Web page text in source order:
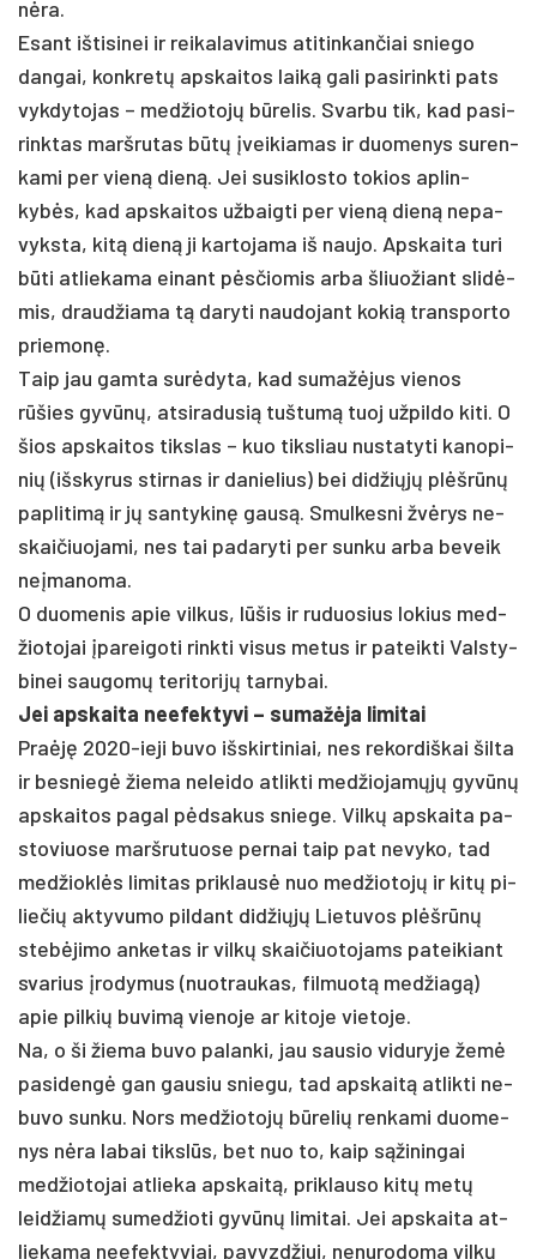
nėra.
Esant iš­ti­si­nei ir rei­ka­la­vi­mus ati­tin­kan­čiai snie­go
dan­gai, konk­retų ap­skai­tos laiką ga­li pa­si­rink­ti pa­ts
vyk­dy­to­jas – med­žio­tojų būre­lis. Svar­bu tik, kad pa­si­
rink­tas marš­ru­tas būtų įvei­kia­mas ir duo­me­nys su­ren­
ka­mi per vieną dieną. Jei su­si­klos­to to­kios ap­lin­
kybės, kad ap­skai­tos už­baig­ti per vieną dieną ne­pa­
vyks­ta, kitą dieną ji kar­to­ja­ma iš nau­jo. Aps­kai­ta tu­ri
būti at­lie­ka­ma ei­nant pėsčio­mis ar­ba šliuo­žiant slidė­
mis, draud­žia­ma tą da­ry­ti nau­do­jant ko­kią trans­por­to
prie­monę.
Taip jau gam­ta surė­dy­ta, kad su­mažė­jus vie­nos
rūšies gyvūnų, at­si­ra­du­sią tuš­tumą tuoj už­pil­do ki­ti. O
šios ap­skai­tos tiks­las – kuo tiks­liau nu­sta­ty­ti ka­no­pi­
nių (išs­ky­rus stir­nas ir da­nie­lius) bei did­žiųjų plėšrūnų
pa­pli­timą ir jų san­ty­kinę gausą. Smul­kes­ni žvėrys ne­
skai­čiuo­ja­mi, nes tai pa­da­ry­ti per sun­ku ar­ba be­veik
ne­įma­no­ma.
O duo­me­nis apie vil­kus, lūšis ir ru­duo­sius lo­kius med­
žio­to­jai įpa­rei­go­ti rink­ti vi­sus me­tus ir pa­teik­ti Vals­ty­
bi­nei sau­gomų te­ri­to­rijų tar­ny­bai.
Jei ap­skai­ta nee­fek­ty­vi – su­mažė­ja li­mi­tai
Praėję 2020-ie­ji bu­vo išs­kir­ti­niai, nes re­kor­diš­kai šil­ta
ir be­sniegė žie­ma ne­lei­do at­lik­ti med­žio­jamųjų gyvūnų
ap­skai­tos pa­gal pėdsa­kus snie­ge. Vilkų ap­skai­ta pa­
sto­viuo­se marš­ru­tuo­se per­nai taip pat ne­vy­ko, tad
med­žioklės li­mi­tas pri­klausė nuo med­žio­tojų ir kitų pi­
lie­čių ak­ty­vu­mo pil­dant did­žiųjų Lie­tu­vos plėšrūnų
stebė­ji­mo an­ke­tas ir vilkų skai­čiuo­to­jams pa­tei­kiant
sva­rius įro­dy­mus (nuo­trau­kas, fil­muotą med­žiagą)
apie pil­kių bu­vimą vie­no­je ar ki­to­je vie­to­je.
Na, o ši žie­ma bu­vo palanki, jau sau­sio vi­du­ry­je žemė
pa­si­dengė gan gau­siu snie­gu, tad ap­skaitą at­lik­ti ne­
bu­vo sun­ku. Nors med­žio­tojų būre­lių ren­ka­mi duo­me­
nys nėra la­bai tikslūs, bet nuo to, kaip sąži­nin­gai
med­žio­to­jai at­lie­ka ap­skaitą, pri­klau­so kitų metų
leid­žiamų su­med­žio­ti gyvūnų li­mi­tai. Jei ap­skai­ta at­
lie­ka­ma nee­fek­ty­viai, pa­vyzd­žiui, ne­nu­ro­do­ma vilkų